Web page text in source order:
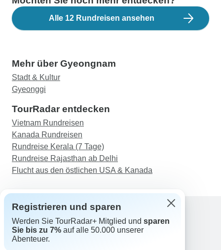
Alle 12 Rundreisen ansehen
Mehr über Gyeongnam
Stadt & Kultur
Gyeonggi
TourRadar entdecken
Vietnam Rundreisen
Kanada Rundreisen
Rundreise Kerala (7 Tage)
Rundreise Rajasthan ab Delhi
Flucht aus den östlichen USA & Kanada
Support
Kontakt
Registrieren und sparen
Werden Sie TourRadar+ Mitglied und sparen
Sie bis zu 7% auf alle 50.000 unserer
Abenteuer.